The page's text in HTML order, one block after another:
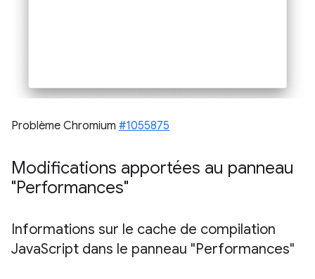
Problème Chromium #1055875
Modifications apportées au panneau
"Performances"
Informations sur le cache de compilation
JavaScript dans le panneau "Performances"